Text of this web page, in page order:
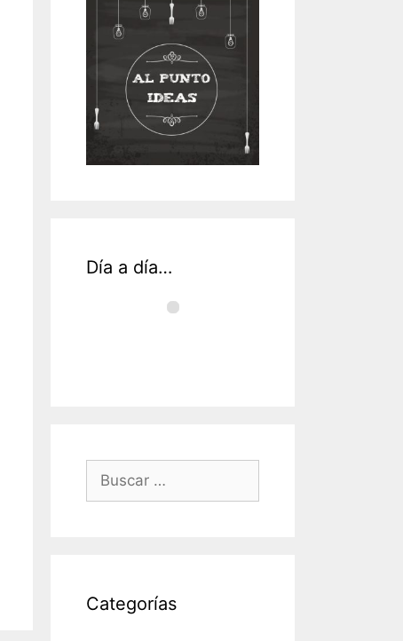
Día a día…
Buscar:
Categorías